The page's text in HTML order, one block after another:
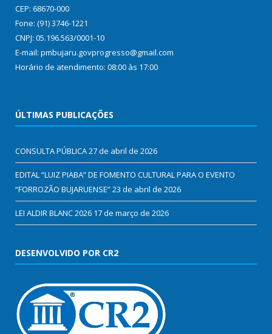
CEP: 68670-000
Fone: (91) 3746-1221
CNPJ: 05.196.563/0001-10
E-mail: pmbujaru.govprogresso@gmail.com
Horário de atendimento: 08:00 às 17:00
ÚLTIMAS PUBLICAÇÕES
CONSULTA PÚBLICA27 de abril de 2026
EDITAL “LUIZ PIABA” DE FOMENTO CULTURAL PARA O EVENTO
“FORROZÃO BUJARUENSE”23 de abril de 2026
LEI ALDIR BLANC 2026 17 de março de 2026
DESENVOLVIDO POR CR2